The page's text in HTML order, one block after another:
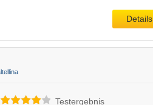
Details
Testergebnis